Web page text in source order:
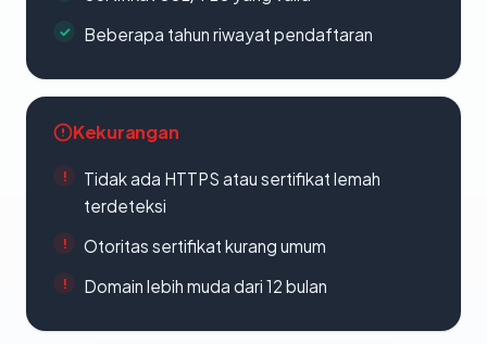
Beberapa tahun riwayat pendaftaran
Kekurangan
Tidak ada HTTPS atau sertifikat lemah
terdeteksi
Otoritas sertifikat kurang umum
Domain lebih muda dari 12 bulan